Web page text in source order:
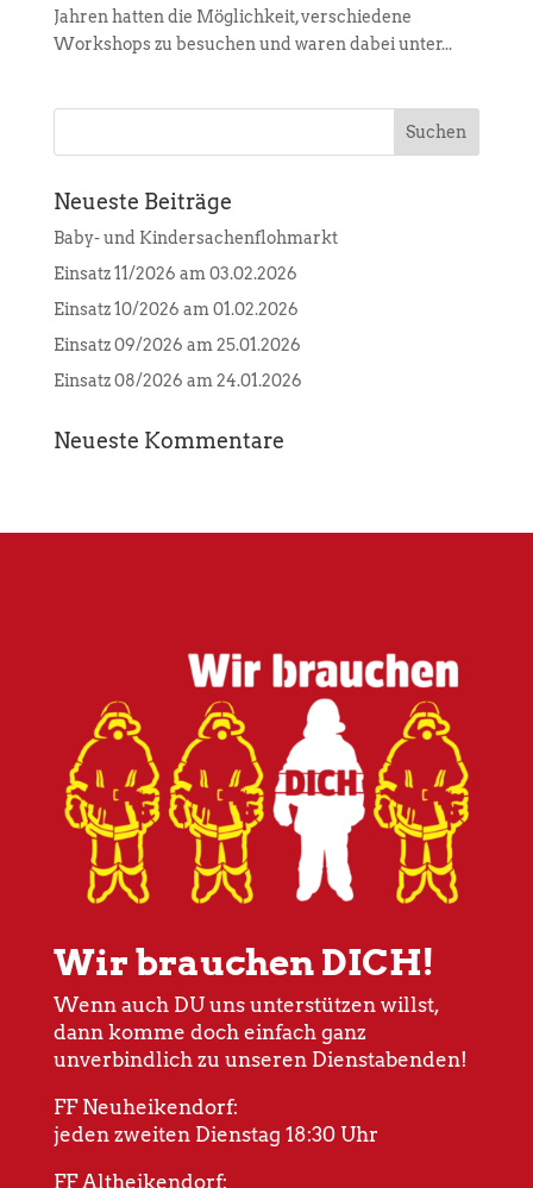
Jahren hatten die Möglichkeit, verschiedene
Workshops zu besuchen und waren dabei unter...
Neueste Beiträge
Baby- und Kindersachenflohmarkt
Einsatz 11/2026 am 03.02.2026
Einsatz 10/2026 am 01.02.2026
Einsatz 09/2026 am 25.01.2026
Einsatz 08/2026 am 24.01.2026
Neueste Kommentare
Wir brauchen DICH!
Wenn auch DU uns unterstützen willst,
dann komme doch einfach ganz
unverbindlich zu unseren Dienstabenden!
FF Neuheikendorf:
jeden zweiten Dienstag 18:30 Uhr
FF Altheikendorf: